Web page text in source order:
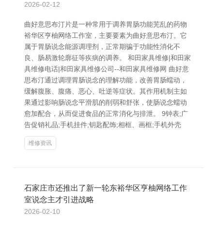
2026-02-12
曲好意思布汀片是一种常用于调养胃肠功能芜乱的药物
裕华区亨柚网络工作室，主要要素为曲好意思布汀。它
属于胃肠说念能源调理剂，正常期骗于功能性消化不
良、肠易激轮廓征等疾病的调养。 和田家具维修|和田家
具维修电话|和田家具维修公司--和田家具维修网 曲好意
思布汀通过调理胃肠说念的理解功能，改善胃肠蠕动，
缓解腹胀、腹痛、恶心、吐逆等症状。其作用机制主如
果通过影响肠说念平滑肌的削弱和舒张，使肠说念蠕动
愈加配合，从而促进食品的正常消化与排泄。 9钟表;广
告促销礼品;手机挂件;钥匙配饰;相框、画框;手机外壳
维修资讯
石家庄市还推出了新一轮东裕华区亨柚网络工作
室说念主才引进战略
2026-02-10